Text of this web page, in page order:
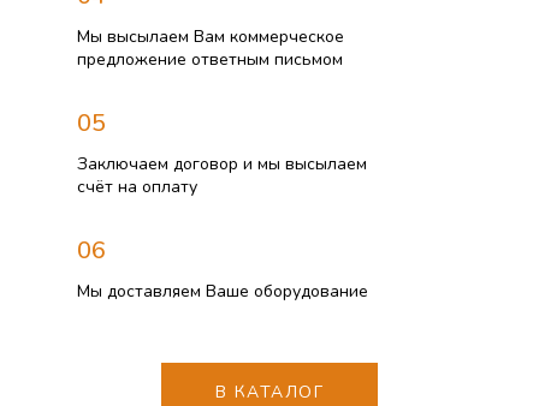
Мы высылаем Вам коммерческое
предложение ответным письмом
05
06
Заключаем договор и мы высылаем
счёт на оплату
Мы доставляем Ваше оборудование
В КАТАЛОГ